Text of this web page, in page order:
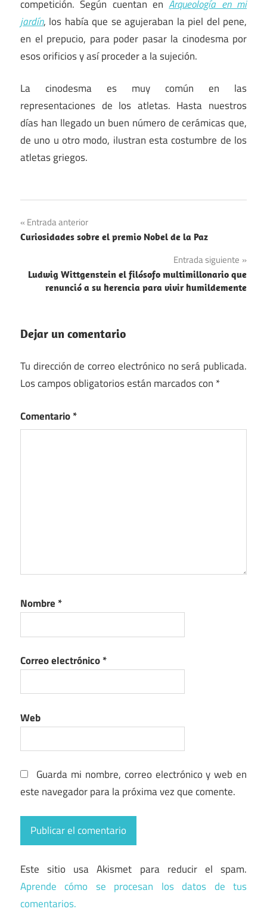
competición. Según cuentan enArqueología en mi
jardín, los había que se agujeraban la piel del pene,
en el prepucio, para poder pasar la cinodesma por
esos orificios y así proceder a la sujeción.
La cinodesma es muy común en las
representaciones de los atletas. Hasta nuestros
días han llegado un buen número de cerámicas que,
de uno u otro modo, ilustran esta costumbre de los
atletas griegos.
Navegación
de
entradas
Entrada anterior
Curiosidades sobre el premio Nobel de la Paz
Entrada siguiente
Ludwig Wittgenstein el filósofo multimillonario que
renunció a su herencia para vivir humildemente
Dejar un comentario
Tu dirección de correo electrónico no será publicada.
Los campos obligatorios están marcados con *
Comentario*
Nombre *
Correo electrónico*
Web
Guarda mi nombre, correo electrónico y web en
este navegador para la próxima vez que comente.
Este sitio usa Akismet para reducir el spam.
Aprende cómo se procesan los datos de tus
comentarios.